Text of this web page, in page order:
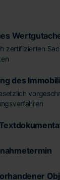
zertifizierten
des